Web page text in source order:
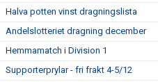
Halva potten vinst dragningslista
Andelslotteriet dragning december
Hemmamatch i Division 1
Supporterprylar - fri frakt 4-5/12